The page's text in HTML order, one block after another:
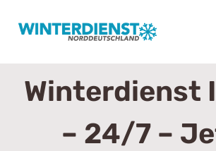
Inhalt
Winterdienst
– 24/7 –